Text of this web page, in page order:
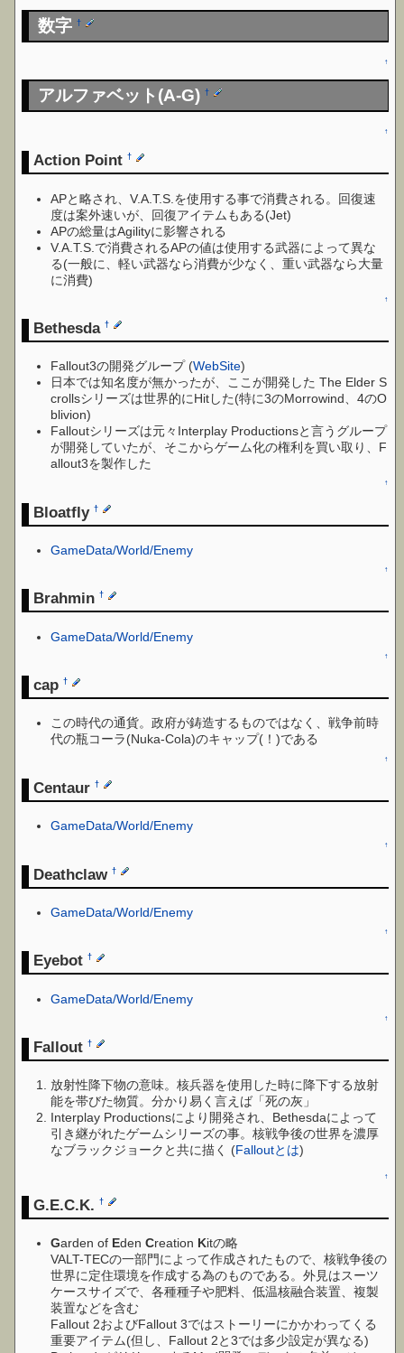
数字†
↑
アルファベット(A-G)†
↑
Action Point†
APと略され、V.A.T.S.を使用する事で消費される。回復速
度は案外速いが、回復アイテムもある(Jet)
APの総量はAgilityに影響される
V.A.T.S.で消費されるAPの値は使用する武器によって異な
る(一般に、軽い武器なら消費が少なく、重い武器なら大量
に消費)
↑
Bethesda†
Fallout3の開発グループ (WebSite)
日本では知名度が無かったが、ここが開発した The Elder S
crollsシリーズは世界的にHitした(特に3のMorrowind、4のO
blivion)
Falloutシリーズは元々Interplay Productionsと言うグループ
が開発していたが、そこからゲーム化の権利を買い取り、F
allout3を製作した
↑
Bloatfly†
GameData/World/Enemy
↑
Brahmin†
GameData/World/Enemy
↑
cap†
この時代の通貨。政府が鋳造するものではなく、戦争前時
代の瓶コーラ(Nuka-Cola)のキャップ(！)である
↑
Centaur†
GameData/World/Enemy
↑
Deathclaw†
GameData/World/Enemy
↑
Eyebot†
GameData/World/Enemy
↑
Fallout†
放射性降下物の意味。核兵器を使用した時に降下する放射
能を帯びた物質。分かり易く言えば「死の灰」
Interplay Productionsにより開発され、Bethesdaによって
引き継がれたゲームシリーズの事。核戦争後の世界を濃厚
なブラックジョークと共に描く (Falloutとは)
↑
G.E.C.K.†
Garden of EdenCreation Kitの略
VALT-TECの一部門によって作成されたもので、核戦争後の
世界に定住環境を作成する為のものである。外見はスーツ
ケースサイズで、各種種子や肥料、低温核融合装置、複製
装置などを含む
Fallout 2およびFallout 3ではストーリーにかかわってくる
重要アイテム(但し、Fallout 2と3では多少設定が異なる)